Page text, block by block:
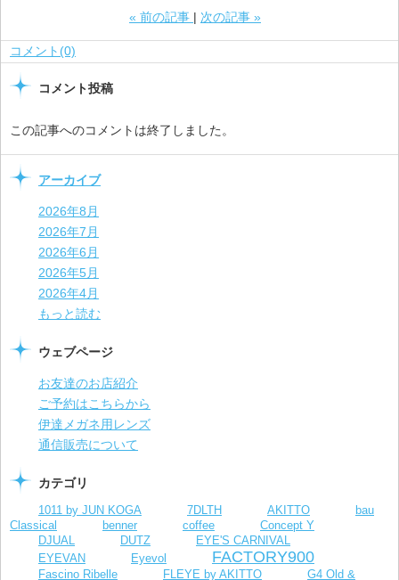
« 前の記事 次の記事 »
コメント(0)
コメント投稿
この記事へのコメントは終了しました。
アーカイブ
2026年8月
2026年7月
2026年6月
2026年5月
2026年4月
もっと読む
ウェブページ
お友達のお店紹介
ご予約はこちらから
伊達メガネ用レンズ
通信販売について
カテゴリ
1011 by JUN KOGA 7DLTH AKITTO
bau
Classical
benner coffee Concept Y
DJUAL DUTZ
EYE'S CARNIVAL
EYEVAN
Eyevol FACTORY900
Fascino Ribelle FLEYE by AKITTO G4 Old &